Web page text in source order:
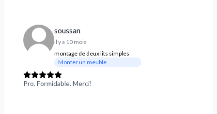
soussan
il y a 10 mois
montage de deux lits simples
Monter un meuble
Pro. Formidable. Merci!